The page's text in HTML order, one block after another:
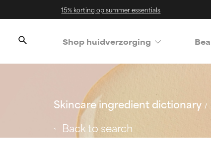
15% korting op summer essentials
Shop huidverzorging
Skincare ingredient dictionary
Back to search